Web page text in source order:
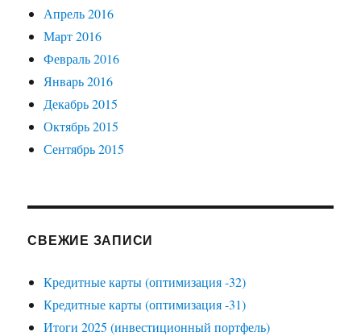
Апрель 2016
Март 2016
Февраль 2016
Январь 2016
Декабрь 2015
Октябрь 2015
Сентябрь 2015
СВЕЖИЕ ЗАПИСИ
Кредитные карты (оптимизация -32)
Кредитные карты (оптимизация -31)
Итоги 2025 (инвестиционный портфель)